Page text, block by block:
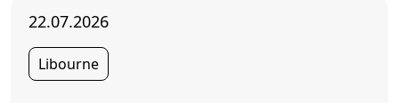
22.07.2026
Libourne